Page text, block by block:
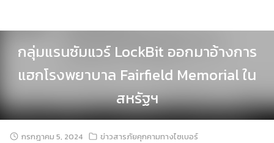
กลุ่มแรนซัมแวร์ LockBit ออกมาอ้างการ
แฮกโรงพยาบาล Fairfield Memorial ใน
สหรัฐฯ
กรกฎาคม 5, 2024 ข่าวสารภัยคุกคามทางไซเบอร์